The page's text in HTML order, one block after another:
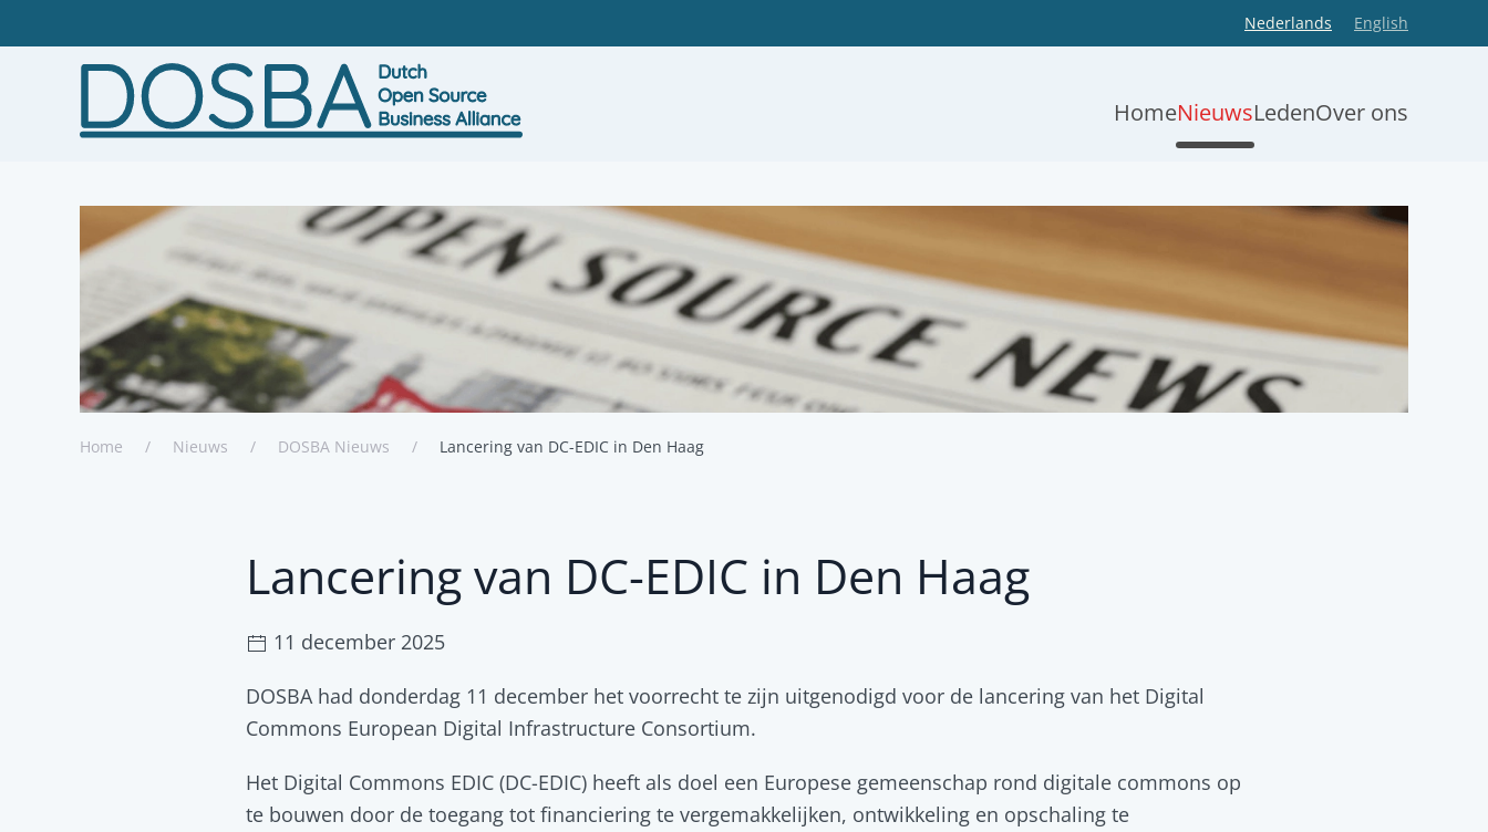
Terug naar hoofdinhoud
Nederlands English
HomeNieuwsLedenOver ons
Home Nieuws DOSBA Nieuws Lancering van DC-EDIC in Den Haag
Lancering van DC-EDIC in Den Haag
11 december 2025
DOSBA had donderdag 11 december het voorrecht te zijn uitgenodigd voor de lancering van het Digital
Commons European Digital Infrastructure Consortium.
Het Digital Commons EDIC (DC-EDIC) heeft als doel een Europese gemeenschap rond digitale commons op
te bouwen door de toegang tot financiering te vergemakkelijken, ontwikkeling en opschaling te